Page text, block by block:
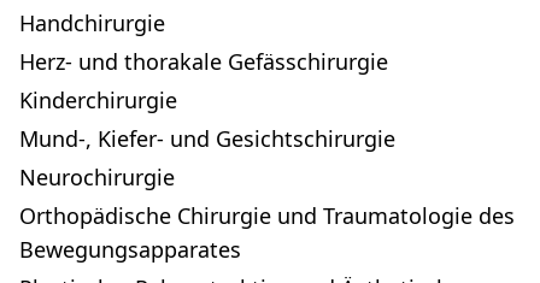
Handchirurgie
Herz- und thorakale Gefässchirurgie
Kinderchirurgie
Mund-, Kiefer- und Gesichtschirurgie
Neurochirurgie
Orthopädische Chirurgie und Traumatologie des
Bewegungsapparates